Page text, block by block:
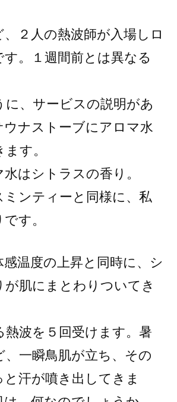
、２人の熱波師が入場しロ
。１週間前とは異なる
に、サービスの説明があ
ウナストーブにアロマ水
す。
はシトラスの香り。
ンティーと同様に、私
す。
温度の上昇と同時に、シ
が肌にまとわりついてき
熱波を５回受けます。暑
一瞬鳥肌が立ち、その
汗が噴き出してきま